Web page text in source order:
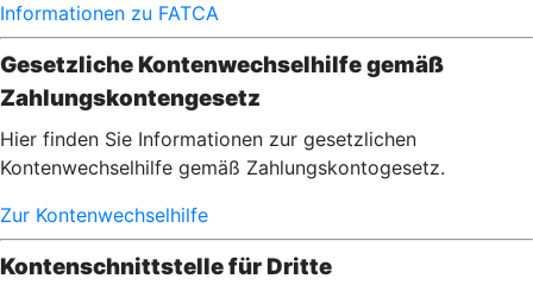
Informationen zu FATCA
Gesetzliche Kontenwechselhilfe gemäß
Zahlungskontengesetz
Hier finden Sie Informationen zur gesetzlichen
Kontenwechselhilfe gemäß Zahlungskontogesetz.
Zur Kontenwechselhilfe
Kontenschnittstelle für Dritte